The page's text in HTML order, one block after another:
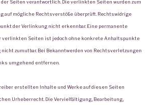
Seiten verantwortlich. Die verlinkten Seiten wurden zum
auf mögliche Rechtsverstöße überprüft. Rechtswidrige
der Verlinkung nicht erkennbar. Eine permanente
verlinkten Seiten ist jedoch ohne konkrete Anhaltspunkte
zumutbar. Bei Bekanntwerden von Rechtsverletzungen
umgehend entfernen.
erstellten Inhalte und Werke auf diesen Seiten
Urheberrecht. Die Vervielfältigung, Bearbeitung,